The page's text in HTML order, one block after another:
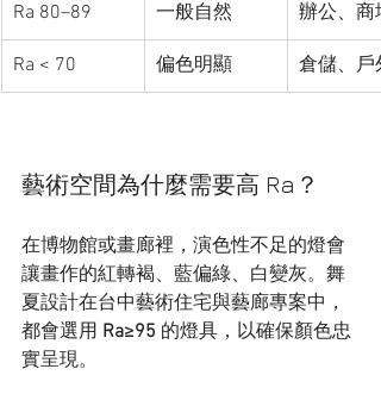
Ra 80–89 一般自然 辦公、商場
Ra < 70 偏色明顯 倉儲、戶外
藝術空間為什麼需要高 Ra？
在博物館或畫廊裡，演色性不足的燈會
讓畫作的紅轉褐、藍偏綠、白變灰。舞
夏設計在台中藝術住宅與藝廊專案中，
都會選用 Ra≥95 的燈具，以確保顏色忠
實呈現。